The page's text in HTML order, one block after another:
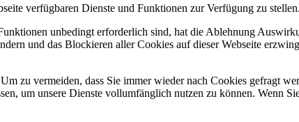
verfügbaren Dienste und Funktionen zur Verfügung zu stellen.
unbedingt erforderlich sind, hat die Ablehnung
und das Blockieren aller Cookies auf dieser Webseite
zu vermeiden, dass Sie immer wieder nach Cookies gefragt
um unsere Dienste vollumfänglich nutzen zu können. Wenn